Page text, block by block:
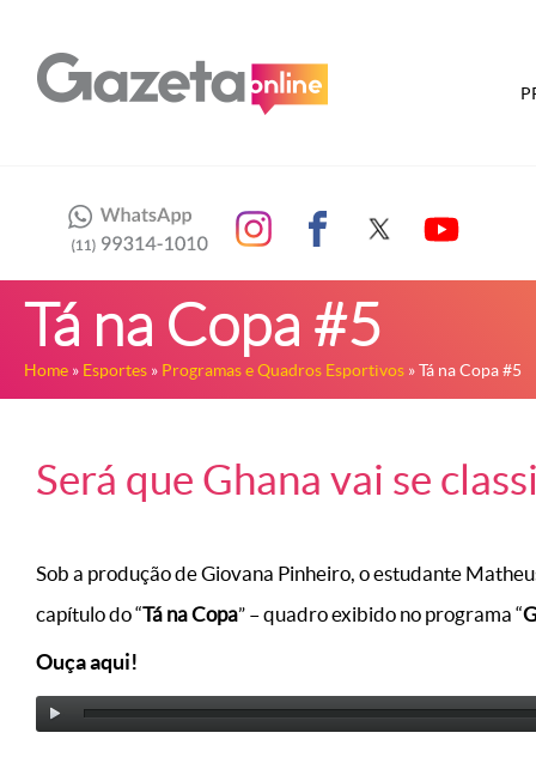
Tá na Copa #5
Home » Esportes » Programas e Quadros Esportivos » Tá na Copa #5
Será que Ghana vai se
Sob a produção de Giovana Pinheiro, o estudante
capítulo do “Tá na Copa” – quadro exibido no programa “
Ouça aqui!